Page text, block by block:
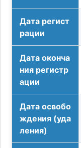
Дата регист
рации
Дата оконча
ния регистр
ации
Дата освобо
ждения (уда
ления)